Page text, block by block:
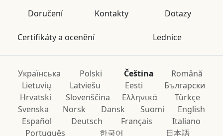
Doručení Kontakty Dotazy
Certifikáty a ocenění Lednice
Українська Polski Čeština
Română
Lietuvių
Latviešu Eesti
Български
Hrvatski
Slovenščina Ελληνικά
Türkçe
Svenska
Norsk Dansk Suomi
English
Español
Deutsch Français
Italiano
Português
한국어 日本語